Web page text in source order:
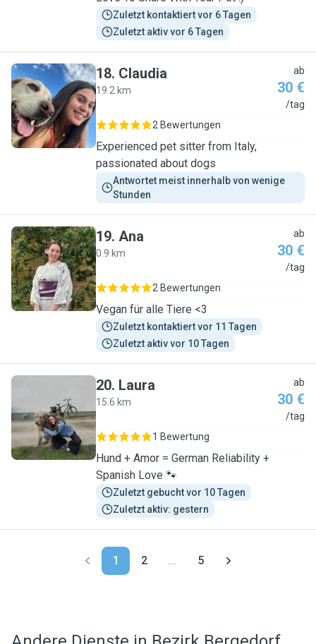
Zuletzt kontaktiert vor 6 Tagen
Zuletzt aktiv vor 6 Tagen
C
18. Claudia
19.2 km
ab
30 €
/tag
2 Bewertungen
Experienced pet sitter from Italy,
passionated about dogs
Antwortet meist innerhalb von wenige
Stunden
A
19. Ana
0.9 km
ab
30 €
/tag
2 Bewertungen
Vegan für alle Tiere <3
Zuletzt kontaktiert vor 11 Tagen
Zuletzt aktiv vor 10 Tagen
L
20. Laura
15.6 km
ab
30 €
/tag
1 Bewertung
Hund + Amor = German Reliability +
Spanish Love 🐾
Zuletzt gebucht vor 10 Tagen
Zuletzt aktiv: gestern
1 2 ... 5